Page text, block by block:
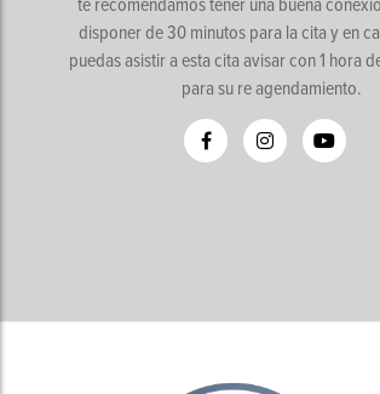
disponer de 30 minutos para la cita y en
puedas asistir a esta cita avisar con 1 hora
para su re agendamiento.